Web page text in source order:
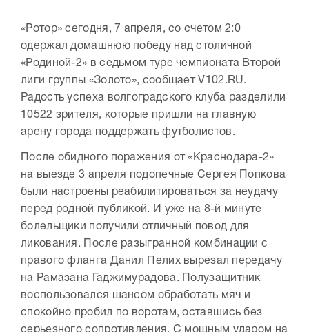
«Ротор» сегодня, 7 апреля, со счетом 2:0
одержал домашнюю победу над столичной
«Родиной-2» в седьмом туре чемпионата Второй
лиги группы «Золото», сообщает V102.RU.
Радость успеха волгоградского клуба разделили
10522 зрителя, которые пришли на главную
арену города поддержать футболистов.
После обидного поражения от «Краснодара-2»
на выезде 3 апреля подопечные Сергея Попкова
были настроены реабилитироваться за неудачу
перед родной публикой. И уже на 8-й минуте
болельщики получили отличный повод для
ликования. После разыгранной комбинации с
правого фланга Данил Пелих вырезал передачу
на Рамазана Гаджимурадова. Полузащитник
воспользовался шансом обработать мяч и
спокойно пробил по воротам, оставшись без